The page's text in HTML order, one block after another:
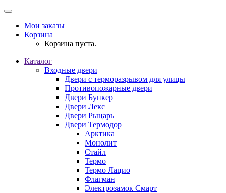
Мои заказы
Корзина
Корзина пуста.
Каталог
Входные двери
Двери с терморазрывом для улицы
Противопожарные двери
Двери Бункер
Двери Лекс
Двери Рыцарь
Двери Термодор
Арктика
Монолит
Стайл
Термо
Термо Лацио
Флагман
Электрозамок Смарт